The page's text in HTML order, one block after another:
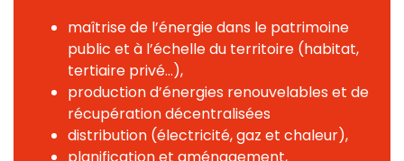
maîtrise de l’énergie dans le patrimoine
public et à l’échelle du territoire (habitat,
tertiaire privé...),
production d’énergies renouvelables et de
récupération décentralisées
distribution (électricité, gaz et chaleur),